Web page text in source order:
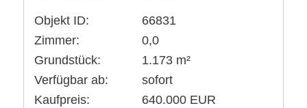
Objekt ID:
66831
Zimmer:
0,0
Grundstück:
1.173 m²
Verfügbar ab:
sofort
Kaufpreis:
640.000 EUR